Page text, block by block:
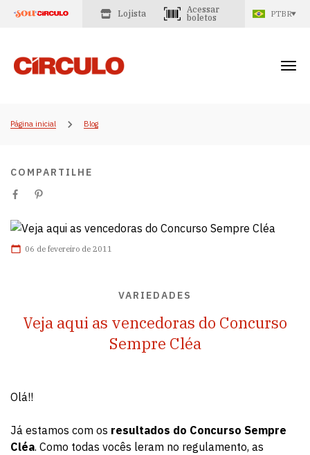
Lojista
Acessar
boletos
PTBR
Página inicial Blog
COMPARTILHE
06 de fevereiro de 2011
VARIEDADES
Veja aqui as vencedoras do Concurso
Sempre Cléa
Olá!!
Já estamos com os resultados do Concurso Sempre
Cléa. Como todas vocês leram no regulamento, as